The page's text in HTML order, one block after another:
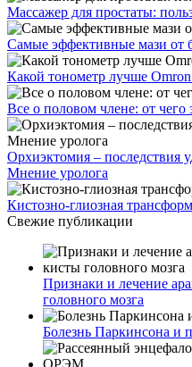
Массажер для простаты:
Самые эффективные мази от
Какой тонометр лучше
Все о половом члене: от чего
Орхиэктомия – последствия
Мнение уролога
Кистозно-глиозная
Свежие публикации
Признаки и лечение
головного мозга
Болезнь Паркинсона и